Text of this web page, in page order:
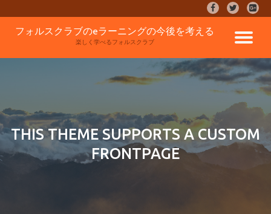
キ
ッ
fa-
facebook
fa-
twitter
fa-
plus-
square
ナ
ビ
ゲ
ー
フォルスクラブのeラーニングの今後を考える
楽しく学べるフォルスクラブ
THIS THEME SUPPORTS A CUSTOM
FRONTPAGE